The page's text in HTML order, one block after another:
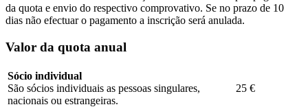
da quota e envio do respectivo comprovativo. Se no prazo de 10
dias não efectuar o pagamento a inscrição será anulada.
Valor da quota anual
Sócio individual
São sócios individuais as pessoas singulares,
nacionais ou estrangeiras.
25 €